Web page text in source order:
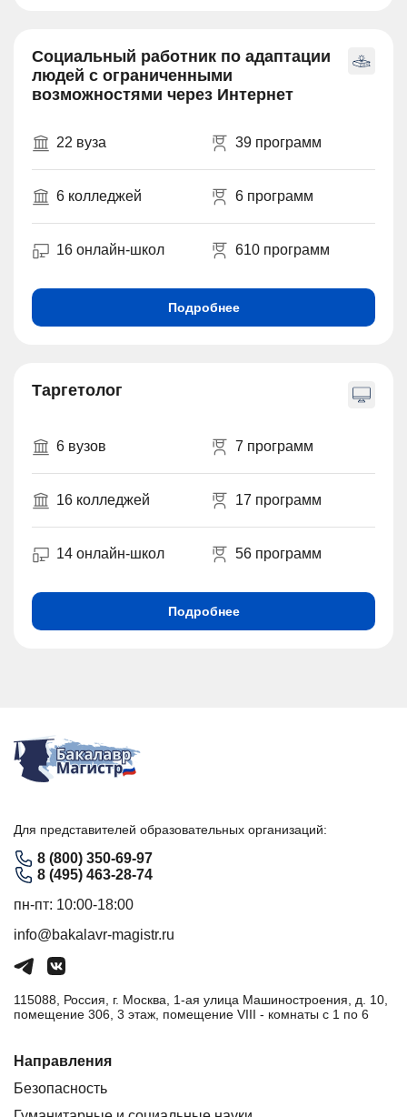
Социальный работник по адаптации
людей с ограниченными
возможностями через Интернет
22 вуза 39 программ
6 колледжей 6 программ
16 онлайн-школ 610 программ
Подробнее
Таргетолог
6 вузов 7 программ
16 колледжей 17 программ
14 онлайн-школ 56 программ
Подробнее
Для представителей образовательных организаций:
8 (800) 350-69-97
8 (495) 463-28-74
пн-пт: 10:00-18:00
info@bakalavr-magistr.ru
115088, Россия, г. Москва, 1-ая улица Машиностроения, д. 10,
помещение 306, 3 этаж, помещение VIII - комнаты с 1 по 6
Направления
Безопасность